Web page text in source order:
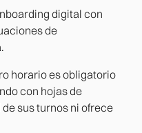
digital con
de
horario es obligatorio
con hojas de
sus turnos ni ofrece